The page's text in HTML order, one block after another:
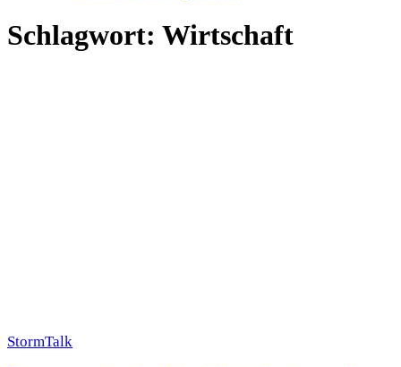
Schlagwort: Wirtschaft
StormTalk